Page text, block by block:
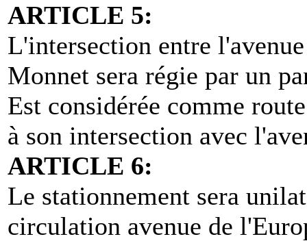
ARTICLE 5:
L'intersection entre
Monnet sera régie par un
Est considérée comme
à son intersection avec
ARTICLE 6:
Le stationnement sera
circulation avenue de